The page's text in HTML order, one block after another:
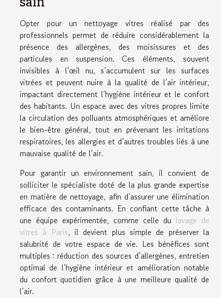
Opter pour un nettoyage vitres réalisé par des
professionnels permet de réduire considérablement la
présence des allergènes, des moisissures et des
particules en suspension. Ces éléments, souvent
invisibles à l’œil nu, s’accumulent sur les surfaces
vitrées et peuvent nuire à la qualité de l’air intérieur,
impactant directement l’hygiène intérieur et le confort
des habitants. Un espace avec des vitres propres limite
la circulation des polluants atmosphériques et améliore
le bien-être général, tout en prévenant les irritations
respiratoires, les allergies et d’autres troubles liés à une
mauvaise qualité de l’air.
Pour garantir un environnement sain, il convient de
solliciter le spécialiste doté de la plus grande expertise
en matière de nettoyage, afin d’assurer une élimination
efficace des contaminants. En confiant cette tâche à
une équipe expérimentée, comme celle du lavage de
vitres à Paris, il devient plus simple de préserver la
salubrité de votre espace de vie. Les bénéfices sont
multiples : réduction des sources d’allergènes, entretien
optimal de l’hygiène intérieur et amélioration notable
du confort quotidien grâce à une meilleure qualité de
l’air.